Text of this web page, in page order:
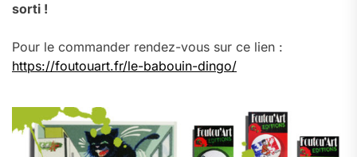
sorti !
Pour le commander rendez-vous sur ce lien :
https://foutouart.fr/le-babouin-dingo/